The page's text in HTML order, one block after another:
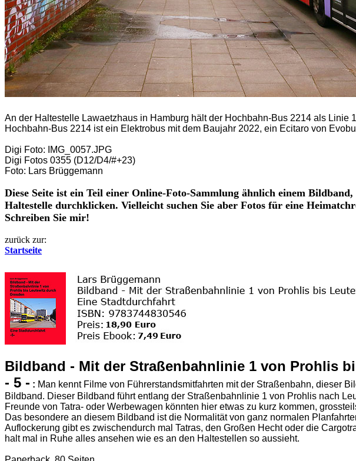
An der Haltestelle Lawaetzhaus in Hamburg hält der Hochbahn-Bus 2214 als Linie
Hochbahn-Bus 2214 ist ein Elektrobus mit dem Baujahr 2022, ein Ecitaro von
Digi Foto: IMG_0057.JPG
Digi Fotos 0355 (D12/D4/#+23)
Foto: Lars Brüggemann
Diese Seite ist ein Teil einer Online-Foto-Sammlung ähnlich einem
Haltestelle durchklicken. Vielleicht suchen Sie aber Fotos für eine
Schreiben Sie mir!
zurück zur:
Startseite
Bildband - Mit der Straßenbahnlinie 1 von Prohlis
- 5 - : Man kennt Filme von Führerstandsmitfahrten mit der Straßenbahn, dieser
Bildband. Dieser Bildband führt entlang der Straßenbahnlinie 1 von Prohlis nach
Freunde von Tatra- oder Werbewagen könnten hier etwas zu kurz kommen,
Das besondere an diesem Bildband ist die Normalität von ganz normalen
Auflockerung gibt es zwischendurch mal Tatras, den Großen Hecht oder die
halt mal in Ruhe alles ansehen wie es an den Haltestellen so aussieht.